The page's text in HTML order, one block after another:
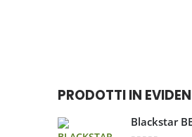
PRODOTTI IN
Blackstar